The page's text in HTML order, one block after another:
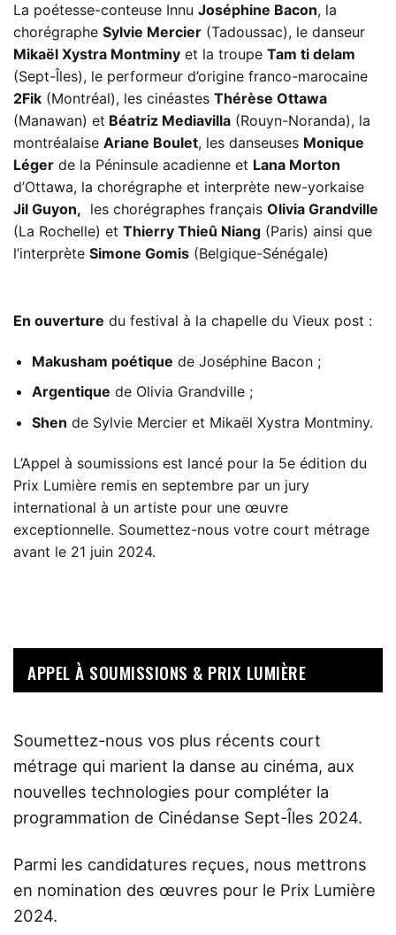
La poétesse-conteuse Innu Joséphine Bacon, la
chorégraphe Sylvie Mercier (Tadoussac), le danseur
Mikaël Xystra Montminy et la troupe Tam ti delam
(Sept-Îles), le performeur d’origine franco-marocaine
2Fik (Montréal), les cinéastes Thérèse Ottawa
(Manawan) et Béatriz Mediavilla (Rouyn-Noranda), la
montréalaise Ariane Boulet, les danseuses Monique
Léger de la Péninsule acadienne et Lana Morton
d’Ottawa, la chorégraphe et interprète new-yorkaise
Jil Guyon, les chorégraphes français Olivia Grandville
(La Rochelle) et Thierry Thieû Niang (Paris) ainsi que
l’interprète Simone Gomis (Belgique-Sénégale)
En ouverture du festival à la chapelle du Vieux post :
Makusham poétique de Joséphine Bacon ;
Argentique de Olivia Grandville ;
Shen de Sylvie Mercier et Mikaël Xystra Montminy.
L’Appel à soumissions est lancé pour la 5e édition du
Prix Lumière remis en septembre par un jury
international à un artiste pour une œuvre
exceptionnelle. Soumettez-nous votre court métrage
avant le 21 juin 2024.
APPEL À SOUMISSIONS & PRIX LUMIÈRE
Soumettez-nous vos plus récents court
métrage qui marient la danse au cinéma, aux
nouvelles technologies pour compléter la
programmation de Cinédanse Sept-Îles 2024.
Parmi les candidatures reçues, nous mettrons
en nomination des œuvres pour le Prix Lumière
2024.